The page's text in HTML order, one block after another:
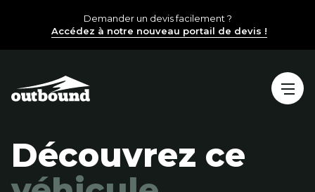
Demander un devis facilement ?
Accédez à notre nouveau portail de devis !
Découvrez ce